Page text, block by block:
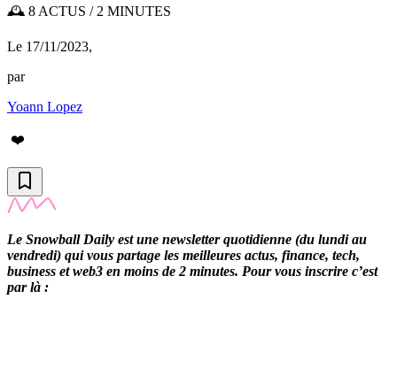
🕰️ 8 ACTUS / 2 MINUTES
Le 17/11/2023,
par
Yoann Lopez
❤️
Le Snowball Daily est une newsletter quotidienne (du lundi au
vendredi) qui vous partage les meilleures actus, finance, tech,
business et web3 en moins de 2 minutes. Pour vous inscrire c’est
par là :